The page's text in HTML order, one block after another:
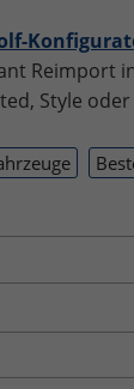
Reimport
Style